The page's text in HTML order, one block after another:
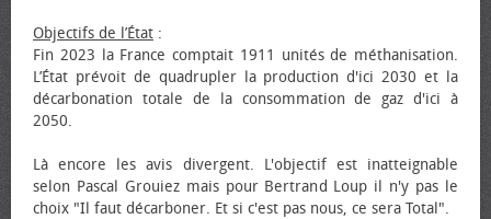
Objectifs de l’État :
Fin 2023 la France comptait 1911 unités de méthanisation.
L’État prévoit de quadrupler la production d'ici 2030 et la
décarbonation totale de la consommation de gaz d'ici à
2050.
Là encore les avis divergent. L'objectif est inatteignable
selon Pascal Grouiez mais pour Bertrand Loup il n'y pas le
choix "Il faut décarboner. Et si c'est pas nous, ce sera Total".